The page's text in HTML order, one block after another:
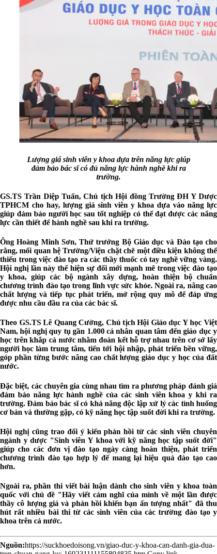
Lượng giá sinh viên y khoa dựa trên năng lực giúp
đảm bảo bác sĩ có đủ năng lực hành nghề khi ra
trường.
GS.TS Trần Diệp Tuấn, Chủ tịch Hội đồng Trường ĐH Y Dược
TPHCM cho hay, lượng giá sinh viên y khoa dựa vào năng lực
giúp đảm bảo người học sau tốt nghiệp có thể đạt được các năng
lực cần thiết để hành nghề sau khi ra trường.
Ông Hoàng Minh Sơn, Thứ trưởng Bộ Giáo dục và Đào tạo cho
rằng, mối quan hệ Trường/Viện chặt chẽ một điều kiện không thể
thiếu trong việc đào tạo ra các thầy thuốc có tay nghề vững vàng.
Hội nghị lần này thể hiện sự đổi mới mạnh mẽ trong việc đào tạo
y khoa, giúp các bộ ngành xây dựng, hoàn thiện bộ chuẩn
chương trình đào tạo trong lĩnh vực sức khỏe. Ngoài ra, nâng cao
chất lượng và tiếp tục phát triển, mở rộng quy mô để đáp ứng
được nhu cầu đầu ra của các bác sĩ.
Theo GS.TS Lê Quang Cường, Chủ tịch Hội Giáo dục Y học Việt
Nam, hội nghị quy tụ gần 1.000 cá nhân quan tâm đến giáo dục y
học trên khắp cả nước nhằm đoàn kết hỗ trợ nhau trên cơ sở lấy
người học làm trung tâm, tiến tới hội nhập, phát triển bền vững,
góp phần từng bước nâng cao chất lượng giáo dục y học của đất
nước.
Đặc biệt, các chuyên gia cùng nhau tìm ra phương pháp đánh giá
đảm bảo năng lực hành nghề của các sinh viên khoa y khi ra
trường. Đảm bảo bác sĩ có khả năng độc lập xử lý các tình huống
cơ bản và thường gặp, có kỹ năng học tập suốt đời khi ra trường.
Hội nghị cũng trao đổi ý kiến phản hồi từ các sinh viên chuyên
ngành y dược "Sinh viên Y khoa với kỹ năng học tập suốt đời"
giúp cho các đơn vị đào tạo ngày càng hoàn thiện, phát triển
chương trình đào tạo hợp lý để mang lại hiệu quả đào tạo cao
hơn.
Ngoài ra, phần thi viết bài luận dành cho sinh viên y khoa toàn
quốc với chủ đề "Hãy viết cảm nghĩ của mình về một lần được
thầy cô lượng giá và phản hồi khiến bạn ấn tượng nhất" đã thu
hút rất nhiều bài thi từ các sinh viên của các trường đào tạo y
khoa trên cả nước.
Nguồn:https://suckhoedoisong.vn/giao-duc-y-khoa-can-danh-gia-dua-